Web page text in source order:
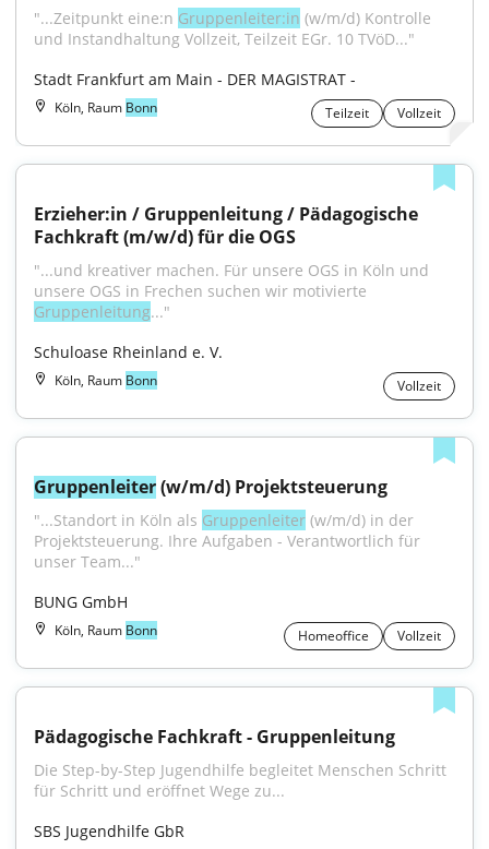
"...Zeitpunkt eine:n Gruppenleiter:in (w/m/d) Kontrolle
und Instandhaltung Vollzeit, Teilzeit EGr. 10 TVöD..."
Stadt Frankfurt am Main - DER MAGISTRAT -
Köln, Raum Bonn Teilzeit Vollzeit
Erzieher:in / Gruppenleitung / Pädagogische
Fachkraft (m/w/d) für die OGS
"...und kreativer machen. Für unsere OGS in Köln und
Gruppenleitung..."
Schuloase Rheinland e. V.
Köln, Raum Bonn Vollzeit
Gruppenleiter (w/m/d) Projektsteuerung
"...Standort in Köln als Gruppenleiter (w/m/d) in der
Projektsteuerung. Ihre Aufgaben - Verantwortlich für
unser Team..."
BUNG GmbH
Köln, Raum Bonn Homeoffice Vollzeit
Pädagogische Fachkraft - Gruppenleitung
Die Step-by-Step Jugendhilfe begleitet Menschen Schritt
für Schritt und eröffnet Wege zu...
SBS Jugendhilfe GbR